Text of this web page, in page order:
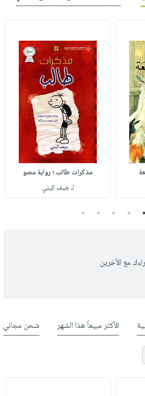
مذكرات طالب ؛ رواية مصو
لـ جيف كيني
1
2
3
4
5
مع الأخرين
الأكثر مبيعاً هذا الشهر شحن مجاني